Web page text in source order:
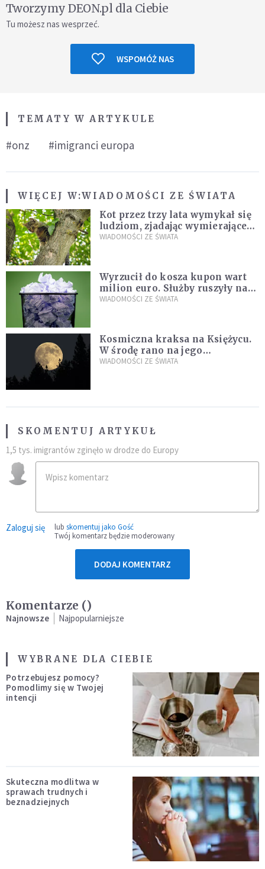
Tworzymy DEON.pl dla Ciebie
Tu możesz nas wesprzeć.
WSPOMÓŻ NAS
TEMATY W ARTYKULE
#onz #imigranci europa
WIĘCEJ W:WIADOMOŚCI ZE ŚWIATA
Kot przez trzy lata wymykał się
ludziom, zjadając wymierające
kaczki. W końcu popełnił
WIADOMOŚCI ZE ŚWIATA
Wyrzucił do kosza kupon wart
milion euro. Służby ruszyły na
poszukiwania
WIADOMOŚCI ZE ŚWIATA
Kosmiczna kraksa na Księżycu.
W środę rano na jego
powierzchni dojdzie do
WIADOMOŚCI ZE ŚWIATA
SKOMENTUJ ARTYKUŁ
1,5 tys. imigrantów zginęło w drodze do Europy
Zaloguj się lub skomentuj jako Gość
Twój komentarz będzie moderowany
DODAJ KOMENTARZ
Komentarze ()
Najnowsze Najpopularniejsze
WYBRANE DLA CIEBIE
Potrzebujesz pomocy?
Pomodlimy się w Twojej
intencji
Skuteczna modlitwa w
sprawach trudnych i
beznadziejnych